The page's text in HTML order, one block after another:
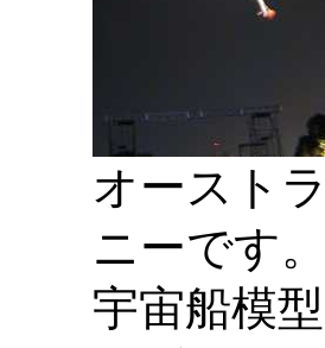
オースト
ニーです
宇宙船模